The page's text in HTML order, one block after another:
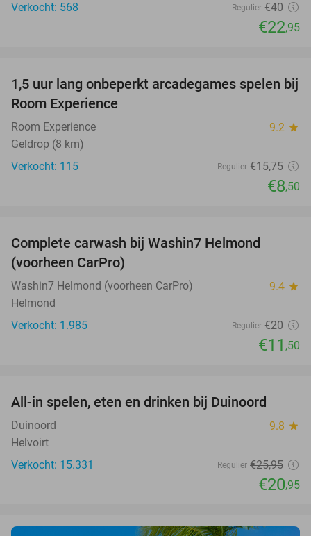
Verkocht: 568
Regulier €40
€22,95
46%
1,5 uur lang onbeperkt arcadegames spelen bij
Room Experience
Room Experience 9.2 star
Geldrop (8 km)
Verkocht: 115
Regulier €15,75
€8,50
Complete carwash bij Washin7 Helmond
(voorheen CarPro)
Washin7 Helmond (voorheen CarPro) 9.4 star
Helmond
Verkocht: 1.985
Regulier €20
€11 ,50
All-in spelen, eten en drinken bij Duinoord
Duinoord 9.8 star
Helvoirt
Verkocht: 15.331
Regulier €25,95
€20,95